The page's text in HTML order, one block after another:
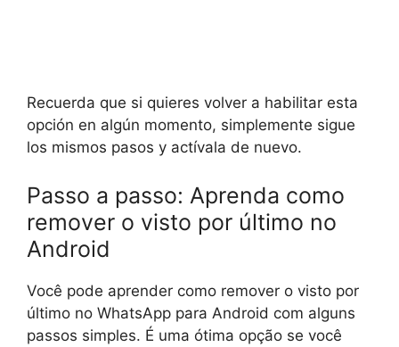
Recuerda que si quieres volver a habilitar esta
opción en algún momento, simplemente sigue
los mismos pasos y actívala de nuevo.
Passo a passo: Aprenda como
remover o visto por último no
Android
Você pode aprender como remover o visto por
último no WhatsApp para Android com alguns
passos simples. É uma ótima opção se você